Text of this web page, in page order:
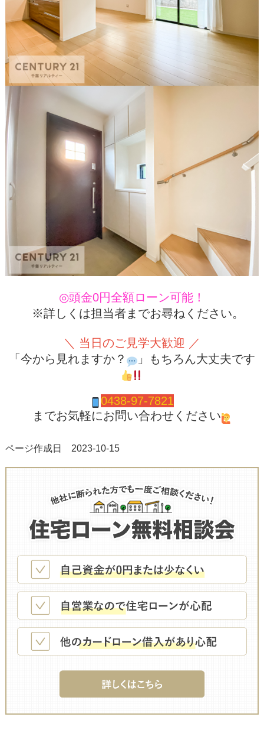
◎頭金0円全額ローン可能！
※詳しくは担当者までお尋ねください。
＼ 当日のご見学大歓迎 ／
「今から見れますか？
」もちろん大丈夫です
0438-97-7821
までお気軽にお問い合わせください
ページ作成日 2023-10-15